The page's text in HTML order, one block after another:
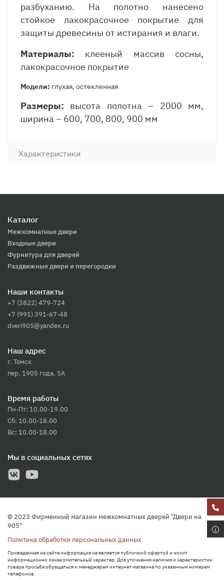
разбуханию. На полотно нанесено
стойкое лакокрасочное покрытие для
защиты древесины от истирания и влаги.
Материалы: клееный массив сосны,
лакокрасочное покрытие
Модели: глухая, остекленная
Размеры: высота полотна – 2000 мм,
ширина – 600, 700, 800, 900 мм
Характеристики
Каталог
Межкомнатные двери
Входные двери
Фурнитура для дверей
Раздвижные двери и перегородки
Наши контакты
+7 (3822) 479-724
+7 (991) 391-67-48
dveri905@yandex.ru
Наш адрес
г. Томск
пер. 1905 года, 5А
Время работы
Пн-Пт: 10.00-19.00
Сб: 10.00-18.00
Вс: 10.00-18.00
Мы в социальных сетях
© 2023 Фирменный магазин межкомнатных дверей "Двери на
905"
Политика обработки персональных данных
Приведенная на сайте информация не является публичной офертой и носит
информационно ознакомительный характер. Для уточнения наличия и характеристик
товара просьба обращаться к менеджерам интернет магазина по указанным номерам
телефонов.